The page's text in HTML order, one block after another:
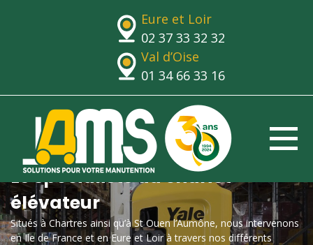
Eure et Loir
02 37 33 32 32
Val d’Oise
01 34 66 33 16
Le spécialiste du chariot
élévateur
Situés à Chartres ainsi qu’à St Ouen l’Aumône, nous intervenons
en Ile de France et en Eure et Loir à travers nos différents